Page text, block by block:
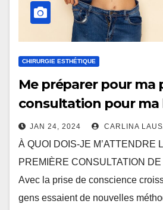
CHIRURGIE ESTHÉTIQUE
Me préparer pour ma
consultation pour ma
JAN 24, 2024 CARLINA
À QUOI DOIS-JE M’ATTENDRE
PREMIÈRE CONSULTATION
Avec la prise de conscience
gens essaient de nouvelles